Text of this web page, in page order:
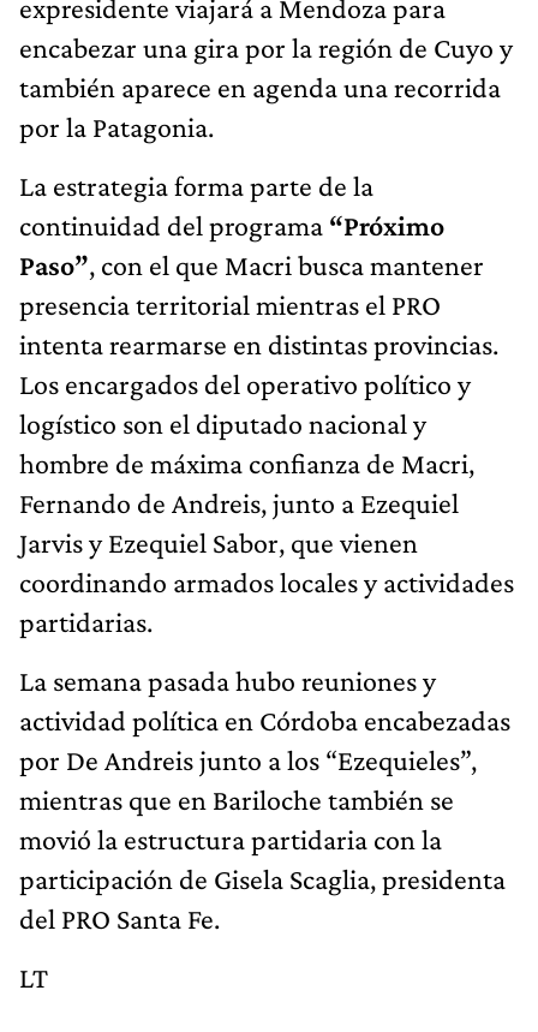
expresidente viajará a Mendoza para
encabezar una gira por la región de Cuyo y
también aparece en agenda una recorrida
por la Patagonia.
La estrategia forma parte de la
continuidad del programa “Próximo
Paso”, con el que Macri busca mantener
presencia territorial mientras el PRO
intenta rearmarse en distintas provincias.
Los encargados del operativo político y
logístico son el diputado nacional y
hombre de máxima confianza de Macri,
Fernando de Andreis, junto a Ezequiel
Jarvis y Ezequiel Sabor, que vienen
coordinando armados locales y actividades
partidarias.
La semana pasada hubo reuniones y
actividad política en Córdoba encabezadas
por De Andreis junto a los “Ezequieles”,
mientras que en Bariloche también se
movió la estructura partidaria con la
participación de Gisela Scaglia, presidenta
del PRO Santa Fe.
LT